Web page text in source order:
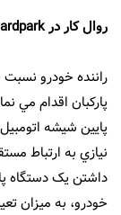
روال کار در TAPCO eCardpark:
راننده خودرو نسبت
پارکبان اقدام مي
پايين شيشه
نيازي به ارتباط
داشتن يک دستگاه
خودرو، به ميزان